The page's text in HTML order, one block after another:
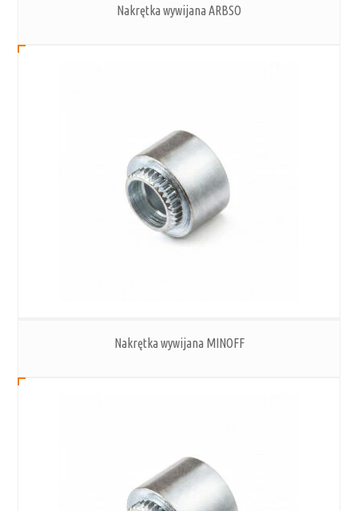
Nakrętka wywijana ARBSO
Nakrętka wywijana MINOFF